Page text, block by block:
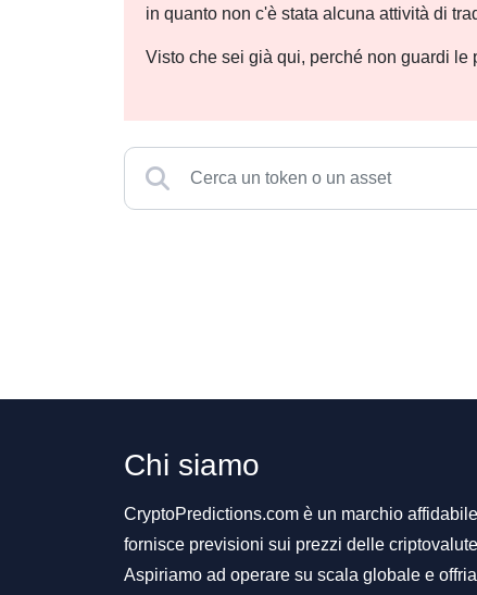
in quanto non c'è stata alcuna attività di
Visto che sei già qui, perché non guardi
Chi siamo
CryptoPredictions.com è un marchio
fornisce previsioni sui prezzi delle
Aspiriamo ad operare su scala globale e